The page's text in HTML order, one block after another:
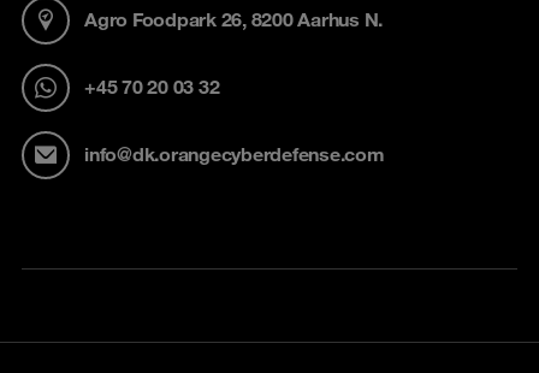
Agro Foodpark 26, 8200 Aarhus N.
+45 70 20 03 32
info@dk.orangecyberdefense.com